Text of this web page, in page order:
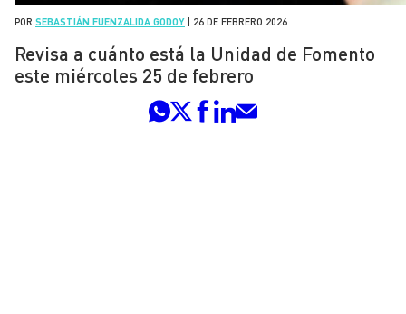
POR SEBASTIÁN FUENZALIDA GODOY 26 DE FEBRERO 2026
Revisa a cuánto está la Unidad de Fomento
este miércoles 25 de febrero